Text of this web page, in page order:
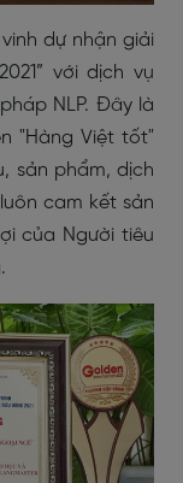
dự nhận giải
với dịch vụ
NLP. Đây là
"Hàng Việt tốt"
sản phẩm, dịch
cam kết sản
của Người tiêu